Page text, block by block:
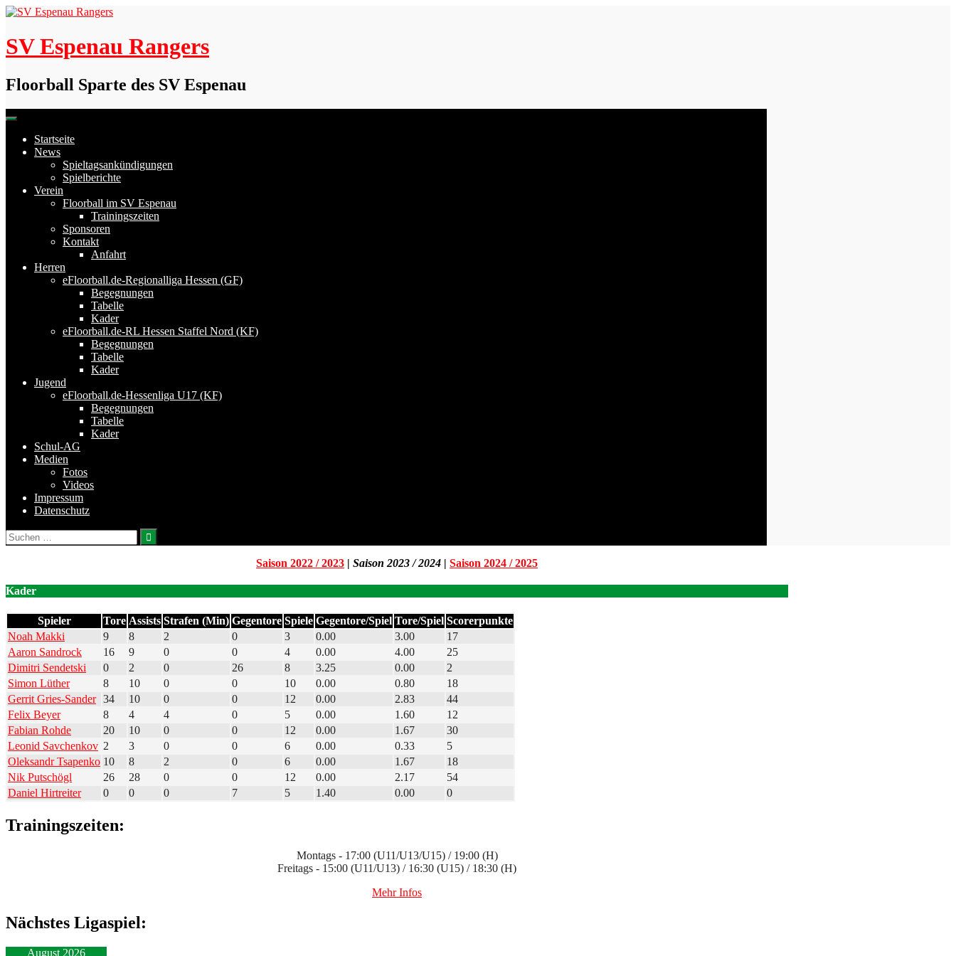
Skip
content
SV Espenau Rangers
Floorball Sparte des SV Espenau
Startseite
News
Spieltagsankündigungen
Spielberichte
Verein
Floorball im SV Espenau
Trainingszeiten
Sponsoren
Kontakt
Anfahrt
Herren
eFloorball.de-Regionalliga Hessen (GF)
Begegnungen
Tabelle
Kader
eFloorball.de-RL Hessen Staffel Nord (KF)
Begegnungen
Tabelle
Kader
Jugend
eFloorball.de-Hessenliga U17 (KF)
Begegnungen
Tabelle
Kader
Schul-AG
Medien
Fotos
Videos
Impressum
Datenschutz
Suchen
nach:
Saison 2022 / 2023 | Saison 2023 / 2024 | Saison 2024 / 2025
Kader
Spieler Tore Assists Strafen (Min) Gegentore Spiele Gegentore/Spiel Tore/Spiel Scorerpunkte
Noah Makki
9 8 2 0 3 0.00 3.00
17
Aaron Sandrock
16 9 0 0 4 0.00 4.00
25
Dimitri Sendetski
0 2 0 26 8 3.25 0.00
2
Simon Lüther
8 10 0 0 10 0.00 0.80
18
Gerrit Gries-Sander 34 10 0 0 12 0.00 2.83
44
Felix Beyer
8 4 4 0 5 0.00 1.60
12
Fabian Rohde
20 10 0 0 12 0.00 1.67
30
Leonid Savchenkov 2 3 0 0 6 0.00 0.33
5
Oleksandr Tsapenko 10 8 2 0 6 0.00 1.67
18
Nik Putschögl
26 28 0 0 12 0.00 2.17
54
Daniel Hirtreiter
0 0 0 7 5 1.40 0.00 0
Trainingszeiten:
Montags - 17:00 (U11/U13/U15) / 19:00 (H)
Freitags - 15:00 (U11/U13) / 16:30 (U15) / 18:30 (H)
Mehr Infos
Nächstes Ligaspiel:
August 2026